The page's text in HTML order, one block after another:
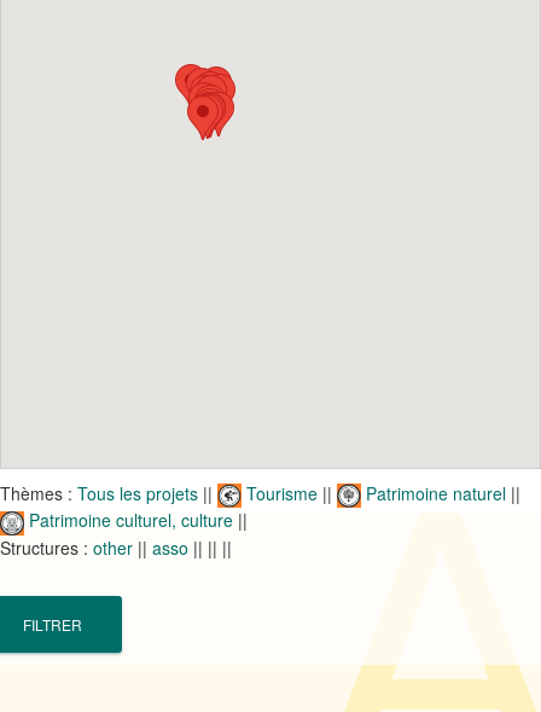
Thèmes : Tous les projets || Tourisme || Patrimoine naturel ||
Patrimoine culturel, culture ||
Structures : other || asso || || ||